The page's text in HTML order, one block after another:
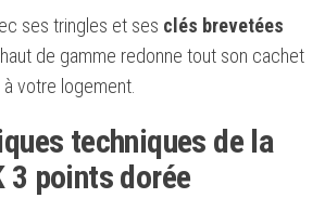
ses tringles et ses clés brevetées
de gamme redonne tout son cachet
votre logement.
techniques de la
3 points dorée